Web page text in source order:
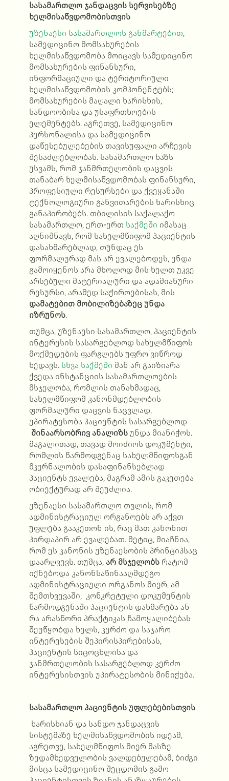
სასამართლო ჯანდაცვის სერვისებზე
ხელმისაწვდომობისთვის
უზენაესი სასამართლოს განმარტებით,
სამედიცინო მომსახურების
ხელმისაწვდომობა მოიცავს სამედიცინო
მომსახურების ფინანსური,
ინფორმაციული და ტერიტორიული
ხელმისაწვდომობის კომპონენტებს;
მომსახურების მაღალი ხარისხის,
სანდოობისა და უსაფრთხოების
ელემენტებს. აგრეთვე, სამედიცინო
პერსონალისა და სამედიცინო
დაწესებულებების თავისუფალი არჩევის
შესაძლებლობას. სასამართლო ხაზს
უსვამს, რომ ჯანმრთელობის დაცვის
თანაბარ ხელმისაწვდომობას ფინანსური,
პროფესიული რესურსები და ქვეყანაში
ტექნოლოგიური განვითარების ხარისხიც
განაპირობებს. თბილისის საქალაქო
სასამართლო, ერთ-ერთ საქმეში იმასაც
აღნიშნავს, რომ სახელმწიფომ პაციენტის
დასახმარებლად, თუნდაც ეს
ფორმალურად მას არ ევალებოდეს, უნდა
გამოიყენოს არა მხოლოდ მის ხელთ უკვე
არსებული მატერიალური და ადამიანური
რესურსი, არამედ საჭიროებისას, მის
დამატებით მობილიზებაზეც უნდა
იზრუნოს.
თუმცა, უზენაესი სასამართლო, პაციენტის
ინტერესის სასარგებლოდ სახელმწიფოს
მოქმედების ფარგლებს უფრო ვიწროდ
ხედავს. სხვა საქმეში მან არ გაიზიარა
ქვედა ინსტანციის სასამართლოების
მსჯელობა, რომლის თანახმადაც,
სახელმწიფომ კანონმდებლობის
ფორმალური დაცვის ნაცვლად,
უპირატესობა პაციენტის სასარგებლოდ
შინაარსობრივ ანალიზსუნდა მიანიჭოს.
მაგალითად, თავად მოიძიოს დოკუმენტი,
რომლის წარმოდგენაც სახელმწიფოსგან
მკურნალობის დასაფინანსებლად
პაციენტს ევალება, მაგრამ ამის გაკეთება
ობიექტურად არ შეუძლია.
უზენაესი სასამართლო თვლის, რომ
ადმინისტრაციულ ორგანოებს არ აქვთ
უფლება გააკეთონ ის, რაც მათ კანონით
პირდაპირ არ ევალებათ. მეტიც, მიაჩნია,
რომ ეს კანონის უზენაესობის პრინციპსაც
დაარღვევს. თუმცა,არ მსჯელობსრატომ
იქნებოდა კანონსაწინააღმდეგო
ადმინისტრაციული ორგანოს მიერ, ამ
შემთხვევაში, კონკრეტული დოკუმენტის
წარმოდგენაში პაციენტის დახმარება ან
რა არასწორი პრაქტიკას ჩამოყალიბებას
შეუწყობდა ხელს, კერძო და საჯარო
ინტერესების შეპირისპირებისას,
პაციენტის სიცოცხლისა და
ჯანმრთელობის სასარგებლოდ კერძო
ინტერესისთვის უპირატესობის მინიჭება.
სასამართლო პაციენტის უფლებებისთვის
ხარისხიან და სანდო ჯანდაცვის
სისტემაზე ხელმისაწვდომობის იდეამ,
აგრეთვე, სახელმწიფოს მიერ მასზე
ზედამხედველობის ვალდებულებამ, ბიძგი
მისცა სამედიცინო შეცდომის გამო